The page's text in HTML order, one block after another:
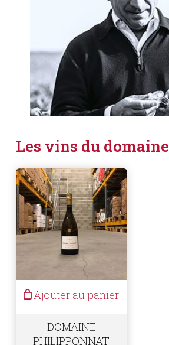
Les vins du domaine
Ajouter au panier
DOMAINE
PHILIPPONNAT